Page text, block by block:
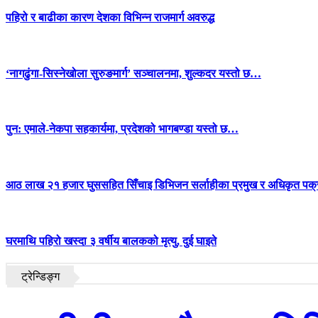
पहिरो र बाढीका कारण देशका विभिन्न राजमार्ग अवरुद्ध
‘नागढुंगा-सिस्नेखोला सुरुङमार्ग’ सञ्चालनमा, शुल्कदर यस्तो छ…
पुन: एमाले-नेकपा सहकार्यमा, प्रदेशको भागबण्डा यस्तो छ…
आठ लाख २१ हजार घुससहित सिँचाइ डिभिजन सर्लाहीका प्रमुख र अधिकृत
घरमाथि पहिरो खस्दा ३ वर्षीय बालकको मृत्यु, दुई घाइते
ट्रेन्डिङ्ग